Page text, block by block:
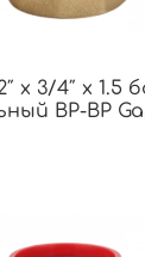
x 3/4″ x 1.5
ВР-ВР